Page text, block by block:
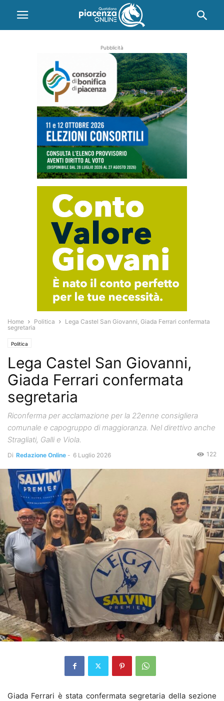
Pubblicità
Home Politica
Lega Castel San Giovanni, Giada Ferrari confermata
segretaria
Politica
Lega Castel San Giovanni,
Giada Ferrari confermata
segretaria
Riconferma per acclamazione per la 22enne consigliera
comunale e capogruppo di maggioranza. Nel direttivo anche
Stragliati, Galli e Viola.
Di Redazione Online - 6 Luglio 2026 122
Giada Ferrari è stata confermata segretaria della sezione